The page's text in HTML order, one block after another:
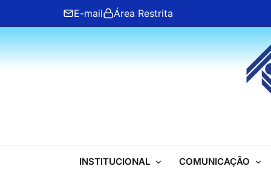
content
E-mail Área Restrita
ANFIP Nacional
INSTITUCIONAL COMUNICAÇÃO